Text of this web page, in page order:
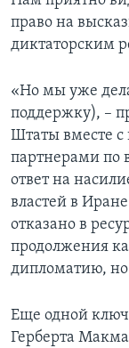
право на
диктаторским
«Но мы уже
поддержку), –
Штаты вместе
партнерами по
ответ на
властей в
отказано в
продолжения
дипломатию, но
Еще одной
Герберта